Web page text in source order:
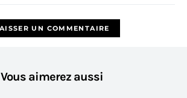
Vous aimerez aussi